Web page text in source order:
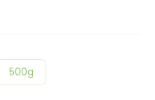
500g